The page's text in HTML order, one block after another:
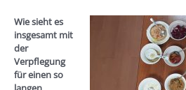
Wie sieht es
insgesamt mit
der
Verpflegung
für einen so